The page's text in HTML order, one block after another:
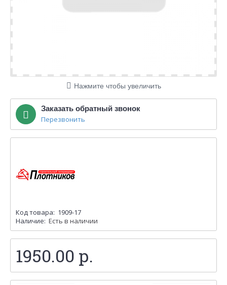
Нажмите чтобы увеличить
Заказать обратный звонок
Перезвонить
Код товара: 1909-17
Наличие: Есть в наличии
1950.00 р.